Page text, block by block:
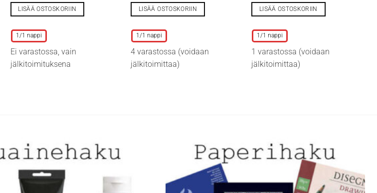
LISÄÄ OSTOSKORIIN
tuotteella
on
useampi
muunnelma.
1/1 nappi
Ei varastossa, vain
jälkitoimituksena
LISÄÄ OSTOSKORIIN
tuotteella
on
useampi
muunnelma.
1/1 nappi
4 varastossa (voidaan
jälkitoimittaa)
LISÄÄ OSTOSKORIIN
tuotteella
on
useampi
muunnelma.
1/1 nappi
1 varastossa (voidaan
jälkitoimittaa)